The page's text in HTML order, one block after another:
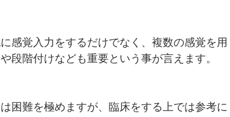
感覚入力をするだけでなく、複数の感覚を用
段階付けなども重要という事が言えます。
困難を極めますが、臨床をする上では参考に